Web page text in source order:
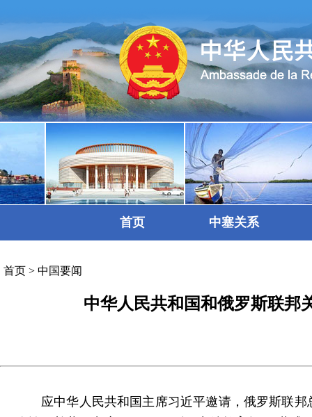
首页 中塞关系
首页 > 中国要闻
中华人民共和国和俄罗斯联邦
应中华人民共和国主席习近平邀请，俄罗斯联